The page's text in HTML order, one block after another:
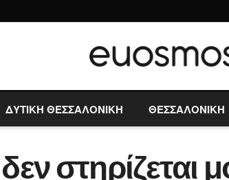
ΔΥΤΙΚΗ ΘΕΣΣΑΛΟΝΙΚΗ ΘΕΣΣΑΛΟΝΙΚΗ
στηρίζεται